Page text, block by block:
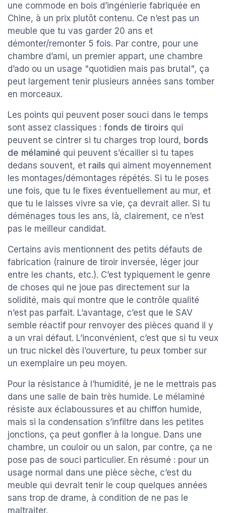
une commode en bois d’ingénierie fabriquée en
Chine, à un prix plutôt contenu. Ce n’est pas un
meuble que tu vas garder 20 ans et
démonter/remonter 5 fois. Par contre, pour une
chambre d’ami, un premier appart, une chambre
d’ado ou un usage "quotidien mais pas brutal", ça
peut largement tenir plusieurs années sans tomber
en morceaux.
Les points qui peuvent poser souci dans le temps
sont assez classiques : fonds de tiroirs qui
peuvent se cintrer si tu charges trop lourd, bords
de mélaminé qui peuvent s’écailler si tu tapes
dedans souvent, et rails qui aiment moyennement
les montages/démontages répétés. Si tu le poses
une fois, que tu le fixes éventuellement au mur, et
que tu le laisses vivre sa vie, ça devrait aller. Si tu
déménages tous les ans, là, clairement, ce n’est
pas le meilleur candidat.
Certains avis mentionnent des petits défauts de
fabrication (rainure de tiroir inversée, léger jour
entre les chants, etc.). C’est typiquement le genre
de choses qui ne joue pas directement sur la
solidité, mais qui montre que le contrôle qualité
n’est pas parfait. L’avantage, c’est que le SAV
semble réactif pour renvoyer des pièces quand il y
a un vrai défaut. L’inconvénient, c’est que si tu veux
un truc nickel dès l’ouverture, tu peux tomber sur
un exemplaire un peu moyen.
Pour la résistance à l’humidité, je ne le mettrais pas
dans une salle de bain très humide. Le mélaminé
résiste aux éclaboussures et au chiffon humide,
mais si la condensation s’infiltre dans les petites
jonctions, ça peut gonfler à la longue. Dans une
chambre, un couloir ou un salon, par contre, ça ne
pose pas de souci particulier. En résumé : pour un
usage normal dans une pièce sèche, c’est du
meuble qui devrait tenir le coup quelques années
sans trop de drame, à condition de ne pas le
maltraiter.